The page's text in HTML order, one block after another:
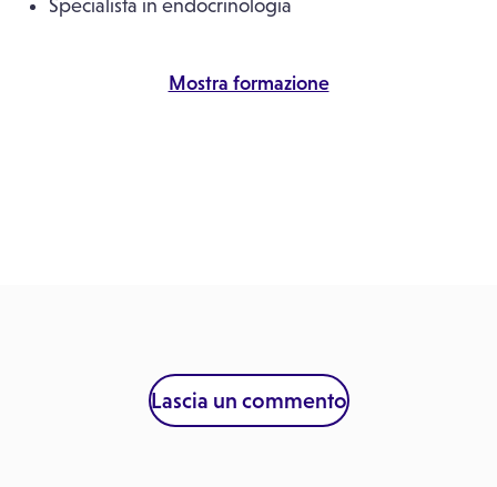
Specialista in endocrinologia
Mostra formazione
Lascia un commento